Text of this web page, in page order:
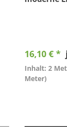
16,10 € *
Inhalt: 2
Meter)